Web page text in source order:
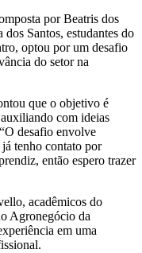
por Beatris dos
Santos, estudantes do
optou por um desafio
do setor na
que o objetivo é
com ideias
desafio envolve
tenho contato por
então espero trazer
acadêmicos do
Agronegócio da
em uma